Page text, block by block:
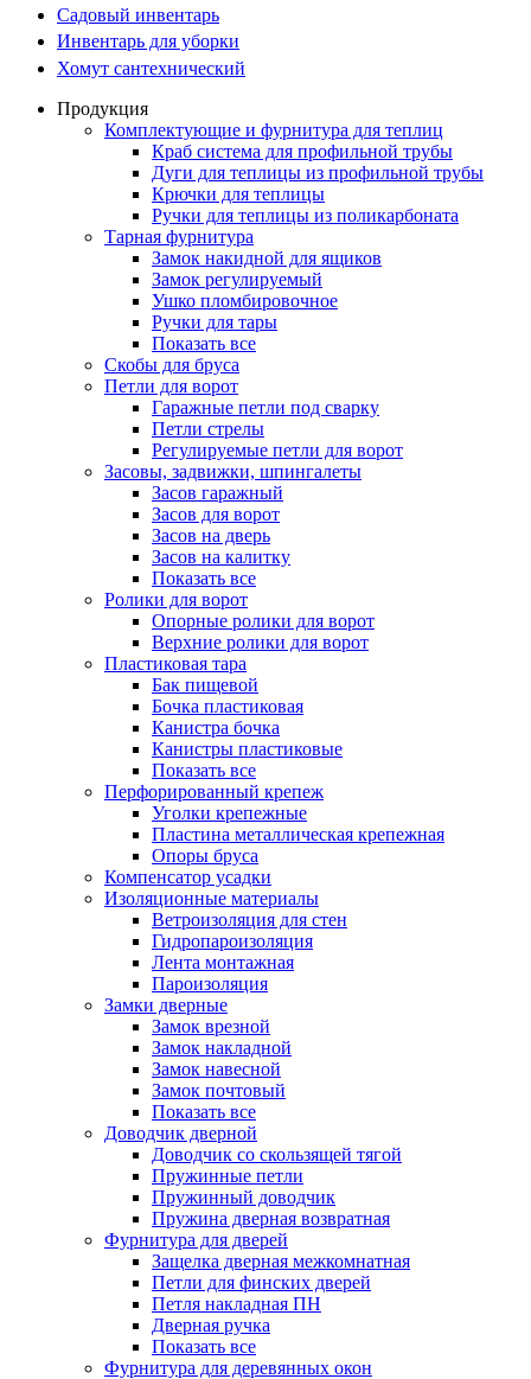
Садовый инвентарь
Инвентарь для уборки
Хомут сантехнический
Продукция
Комплектующие и фурнитура для теплиц
Краб система для профильной трубы
Дуги для теплицы из профильной трубы
Крючки для теплицы
Ручки для теплицы из поликарбоната
Тарная фурнитура
Замок накидной для ящиков
Замок регулируемый
Ушко пломбировочное
Ручки для тары
Показать все
Скобы для бруса
Петли для ворот
Гаражные петли под сварку
Петли стрелы
Регулируемые петли для ворот
Засовы, задвижки, шпингалеты
Засов гаражный
Засов для ворот
Засов на дверь
Засов на калитку
Показать все
Ролики для ворот
Опорные ролики для ворот
Верхние ролики для ворот
Пластиковая тара
Бак пищевой
Бочка пластиковая
Канистра бочка
Канистры пластиковые
Показать все
Перфорированный крепеж
Уголки крепежные
Пластина металлическая крепежная
Опоры бруса
Компенсатор усадки
Изоляционные материалы
Ветроизоляция для стен
Гидропароизоляция
Лента монтажная
Пароизоляция
Замки дверные
Замок врезной
Замок накладной
Замок навесной
Замок почтовый
Показать все
Доводчик дверной
Доводчик со скользящей тягой
Пружинные петли
Пружинный доводчик
Пружина дверная возвратная
Фурнитура для дверей
Защелка дверная межкомнатная
Петли для финских дверей
Петля накладная ПН
Дверная ручка
Показать все
Фурнитура для деревянных окон